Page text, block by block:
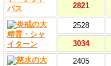
2821
2528
3034
2405